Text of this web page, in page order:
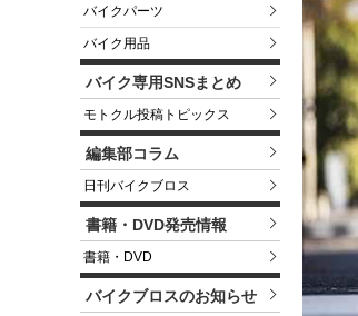
バイクパーツ
バイク用品
バイク専用SNSまとめ
モトクル投稿トピックス
編集部コラム
日刊バイクブロス
書籍・DVD発売情報
書籍・DVD
バイクブロスのお知らせ